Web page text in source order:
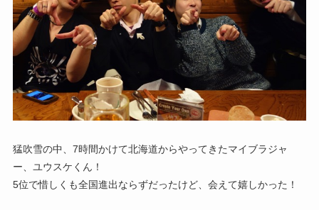
猛吹雪の中、7時間かけて北海道からやってきたマイブラジャ
ー、ユウスケくん！
5位で惜しくも全国進出ならずだったけど、会えて嬉しかった！